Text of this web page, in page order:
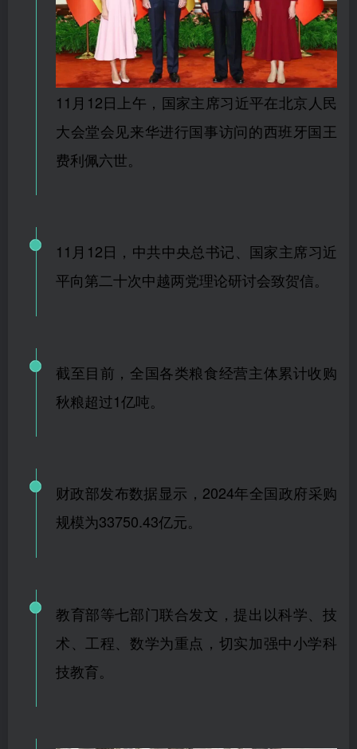
11月12日上午，国家主席习近平在北京人民
大会堂会见来华进行国事访问的西班牙国王
费利佩六世。
11月12日，中共中央总书记、国家主席习近
平向第二十次中越两党理论研讨会致贺信。
截至目前， 全国各类粮食经营主体累计收购
秋粮超过1亿吨。
财政部发布数据显示，2024年全国政府采购
规模为33750.43亿元。
教育部等七部门联合发文，提出以科学、技
术、工程、数学为重点，切实加强中小学科
技教育。